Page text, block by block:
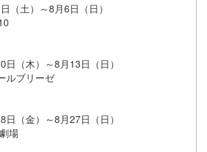
（土）～8月6日（日）
（木）～8月13日（日）
ルブリーゼ
（金）～8月27日（日）
場